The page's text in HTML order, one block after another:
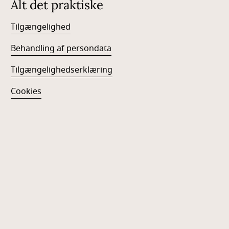
Alt det praktiske
Tilgængelighed
Behandling af persondata
Tilgængelighedserklæring
Cookies